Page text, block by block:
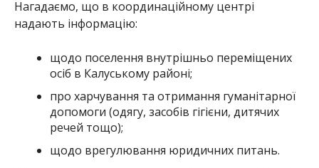
Нагадаємо, що в координаційному центрі
надають інформацію:
щодо поселення внутрішньо переміщених
осіб в Калуському районі;
про харчування та отримання гуманітарної
допомоги (одягу, засобів гігієни, дитячих
речей тощо);
щодо врегулювання юридичних питань.